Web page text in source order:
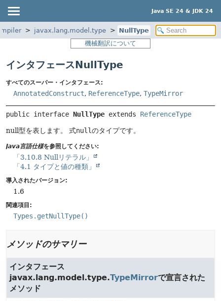
Java SE 24 & JDK 24
javax.lang.model.type
NullType
機械翻訳について
インタフェースNullType
すべてのスーパー・インタフェース:
AnnotatedConstruct, ReferenceType, TypeMirror
public interface NullType extends ReferenceType
null型を表します。 式nullのタイプです。
Java言語仕様を参照してください:
「3.10.8 Nullリテラル」
「4.1 タイプと値の種類」
導入されたバージョン:
1.6
関連項目:
Types.getNullType()
メソッドのサマリー
インタフェース
javax.lang.model.type.TypeMirrorで宣言された
メソッド